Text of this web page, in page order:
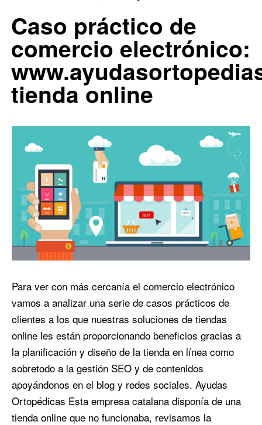
Caso práctico de
comercio electrónico:
tienda online
Para ver con más cercanía el comercio electrónico
vamos a analizar una serie de casos prácticos de
clientes a los que nuestras soluciones de tiendas
online les están proporcionando beneficios gracias a
la planificación y diseño de la tienda en línea como
sobretodo a la gestión SEO y de contenidos
apoyándonos en el blog y redes sociales. Ayudas
Ortopédicas Esta empresa catalana disponía de una
tienda online que no funcionaba, revisamos la